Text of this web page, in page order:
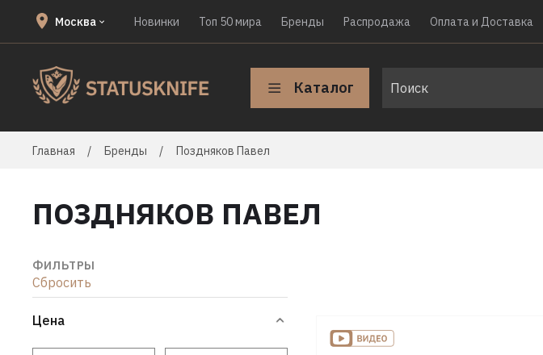
Москва Новинки Топ 50 мира Бренды Распродажа Оплата и Доставка
Каталог
Главная Бренды Поздняков Павел
ПОЗДНЯКОВ ПАВЕЛ
ФИЛЬТРЫ
Сбросить
Цена